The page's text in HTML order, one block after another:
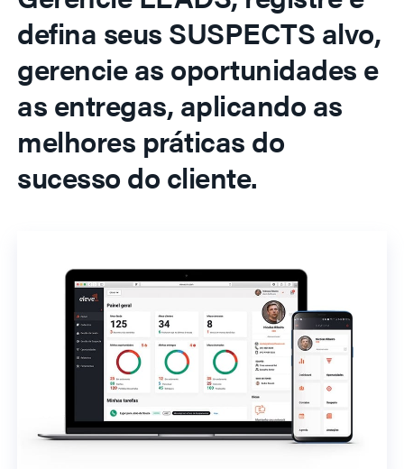
defina seus SUSPECTS alvo,
gerencie as oportunidades e
as entregas, aplicando as
melhores práticas do
sucesso do cliente.